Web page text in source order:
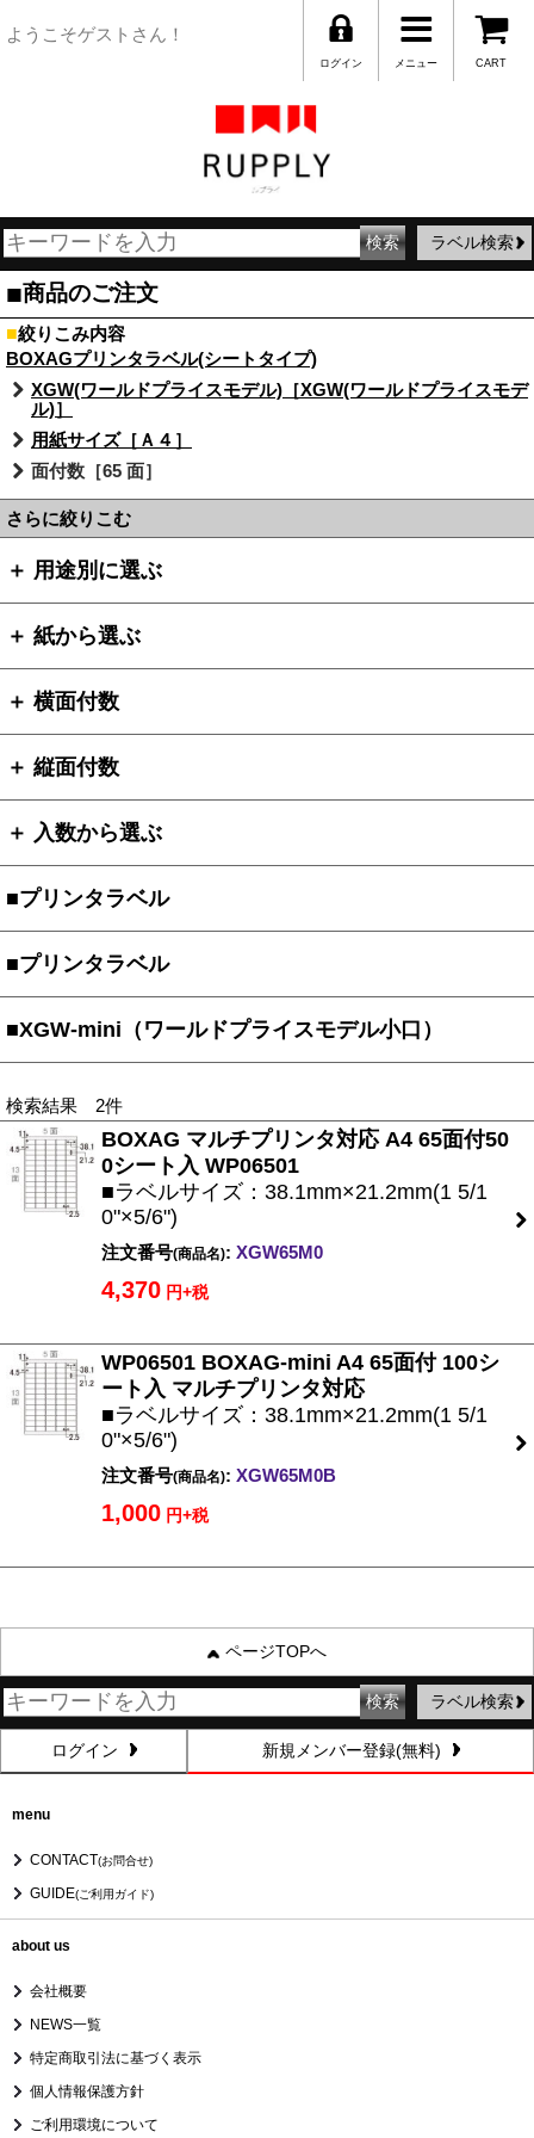
ようこそゲストさん！
CART
メニュー
ログイン
ラベル検索
■商品のご注文
■絞りこみ内容
BOXAGプリンタラベル(シートタイプ)
XGW(ワールドプライスモデル)［XGW(ワールドプライスモデ
ル)］
用紙サイズ［Ａ４］
面付数［65 面］
さらに絞りこむ
＋ 用途別に選ぶ
＋ 紙から選ぶ
＋ 横面付数
＋ 縦面付数
＋ 入数から選ぶ
■プリンタラベル
■プリンタラベル
■XGW-mini（ワールドプライスモデル小口）
検索結果 2件
BOXAG マルチプリンタ対応 A4 65面付50
0シート入 WP06501
■ラベルサイズ：38.1mm×21.2mm(1 5/1
0"×5/6")
注文番号(商品名): XGW65M0
4,370 円+税
WP06501 BOXAG-mini A4 65面付 100シ
ート入 マルチプリンタ対応
■ラベルサイズ：38.1mm×21.2mm(1 5/1
0"×5/6")
注文番号(商品名): XGW65M0B
1,000 円+税
ページTOPへ
ラベル検索
ログイン 新規メンバー登録(無料)
menu
CONTACT(お問合せ)
GUIDE(ご利用ガイド)
about us
会社概要
NEWS一覧
特定商取引法に基づく表示
個人情報保護方針
ご利用環境について